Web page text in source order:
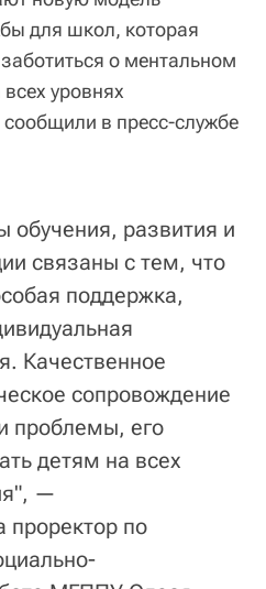
для школ, которая
о ментальном
уровнях
в пресс-службе
обучения, развития и
связаны с тем, что
поддержка,
Качественное
сопровождение
проблемы, его
детям на всех
—
проректор по